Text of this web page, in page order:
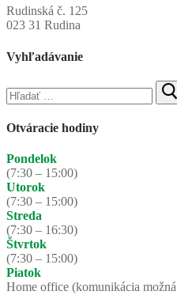
Rudinská č. 125
023 31 Rudina
Vyhľadávanie
Hľadať:
Otváracie hodiny
Pondelok
(7:30 – 15:00)
Utorok
(7:30 – 15:00)
Streda
(7:30 – 16:30)
Štvrtok
(7:30 – 15:00)
Piatok
Home office (komunikácia